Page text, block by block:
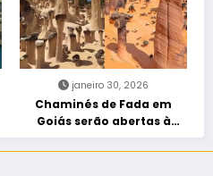
janeiro 30, 2026
Chaminés de Fada em
Goiás serão abertas à
visitação controlada